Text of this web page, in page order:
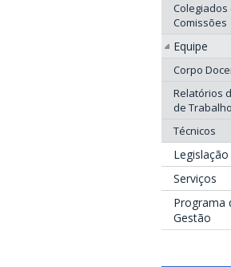
Colegiados
Comissões
Equipe
Corpo
Relatórios
de
Técnicos
Legislação
Serviços
Programa
Gestão